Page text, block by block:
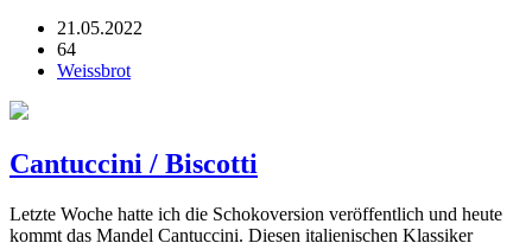
21.05.2022
64
Weissbrot
Cantuccini / Biscotti
Letzte Woche hatte ich die Schokoversion veröffentlich und heute
kommt das Mandel Cantuccini. Diesen italienischen Klassiker